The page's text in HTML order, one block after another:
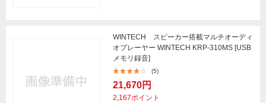
WINTECH スピーカー搭載マルチオーディ
オプレーヤー WINTECH KRP-310MS [USB
メモリ録音]
(5)
21,670円
2,167ポイント